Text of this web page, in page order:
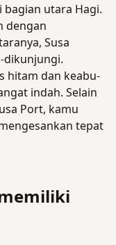
bagian utara Hagi.
dengan
Susa
dikunjungi.
hitam dan keabu-
indah. Selain
Port, kamu
tepat